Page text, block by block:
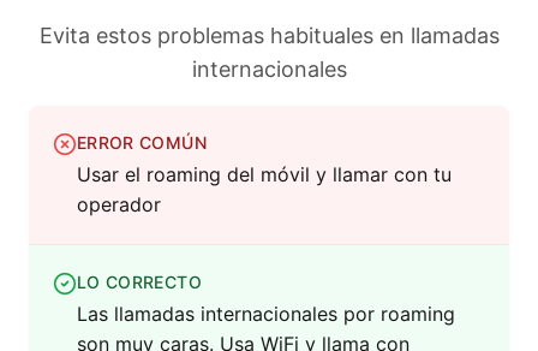
Evita estos problemas habituales en llamadas
internacionales
ERROR COMÚN
Usar el roaming del móvil y llamar con tu
operador
LO CORRECTO
Las llamadas internacionales por roaming
son muy caras. Usa WiFi y llama con